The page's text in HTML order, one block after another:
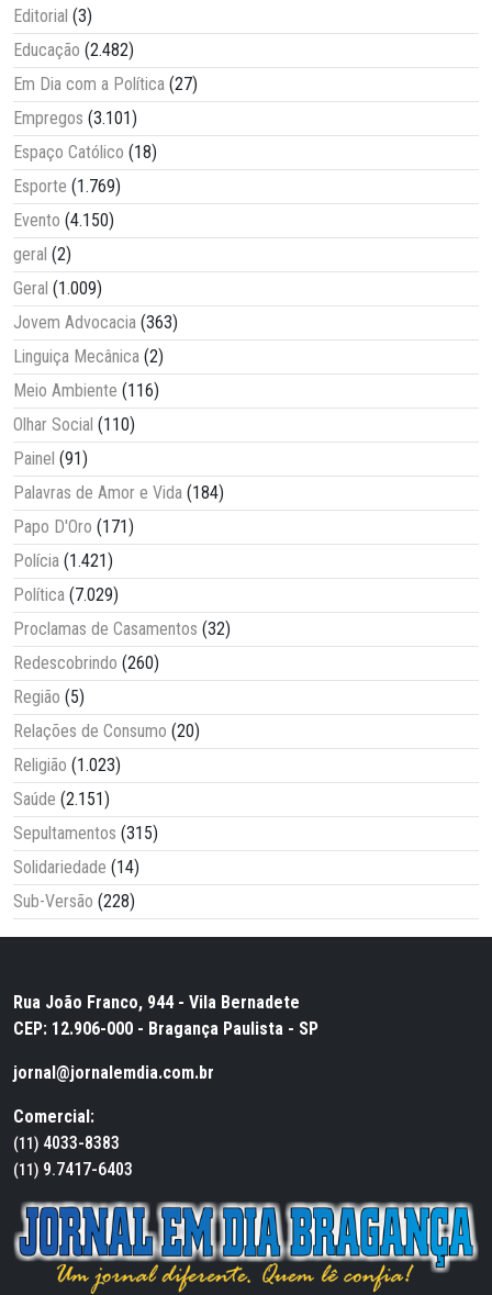
Editorial (3)
Educação (2.482)
Em Dia com a Política (27)
Empregos (3.101)
Espaço Católico (18)
Esporte (1.769)
Evento (4.150)
geral (2)
Geral (1.009)
Jovem Advocacia (363)
Linguiça Mecânica (2)
Meio Ambiente (116)
Olhar Social (110)
Painel (91)
Palavras de Amor e Vida (184)
Papo D'Oro (171)
Polícia (1.421)
Política (7.029)
Proclamas de Casamentos (32)
Redescobrindo (260)
Região (5)
Relações de Consumo (20)
Religião (1.023)
Saúde (2.151)
Sepultamentos (315)
Solidariedade (14)
Sub-Versão (228)
Rua João Franco, 944 - Vila Bernadete
CEP: 12.906-000 - Bragança Paulista - SP
jornal@jornalemdia.com.br
Comercial:
(11) 4033-8383
(11) 9.7417-6403